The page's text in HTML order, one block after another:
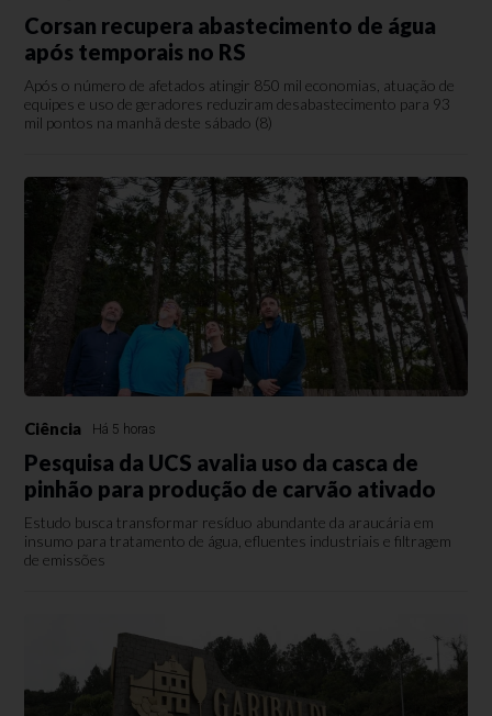
Corsan recupera abastecimento de água
após temporais no RS
Após o número de afetados atingir 850 mil economias, atuação de
equipes e uso de geradores reduziram desabastecimento para 93
mil pontos na manhã deste sábado (8)
Ciência Há 5 horas
Pesquisa da UCS avalia uso da casca de
pinhão para produção de carvão ativado
Estudo busca transformar resíduo abundante da araucária em
insumo para tratamento de água, efluentes industriais e filtragem
de emissões